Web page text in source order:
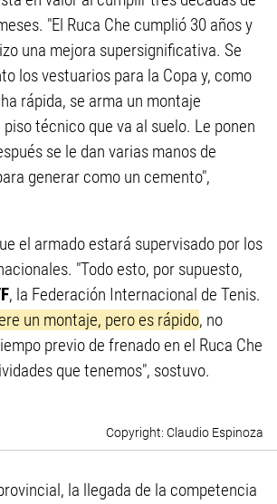
"El Ruca Che cumplió 30 años y
una mejora supersignificativa. Se
los vestuarios para la Copa y, como
rápida, se arma un montaje
técnico que va al suelo. Le ponen
se le dan varias manos de
generar como un cemento",
el armado estará supervisado por los
"Todo esto, por supuesto,
, la Federación Internacional de Tenis.
un montaje, pero es rápido, no
previo de frenado en el Ruca Che
que tenemos", sostuvo.
Claudio Espinoza
la llegada de la competencia